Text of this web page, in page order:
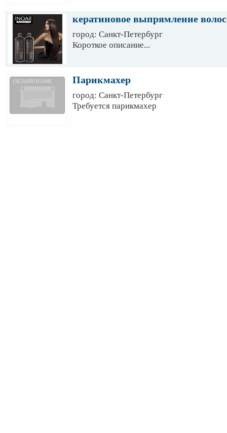
кератиновое выпрямление волос
город: Санкт-Петербург
Короткое описание...
Парикмахер
город: Санкт-Петербург
Требуется парикмахер